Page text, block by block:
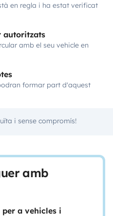
en regla i ha estat verificat
autoritzats
amb el seu vehicle en
formar part d'aquest
i sense compromís!
amb
a vehicles i